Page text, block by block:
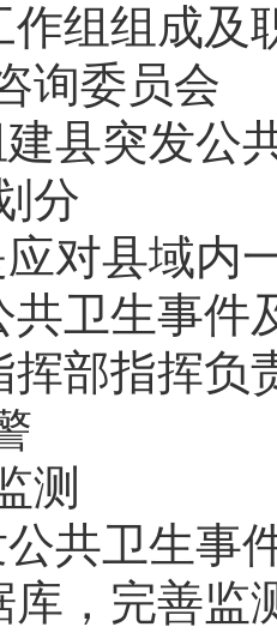
作组组成及
询委员会
县突发公
分
对县域内
共卫生事件
挥部指挥负
测
共卫生事
库，完善监